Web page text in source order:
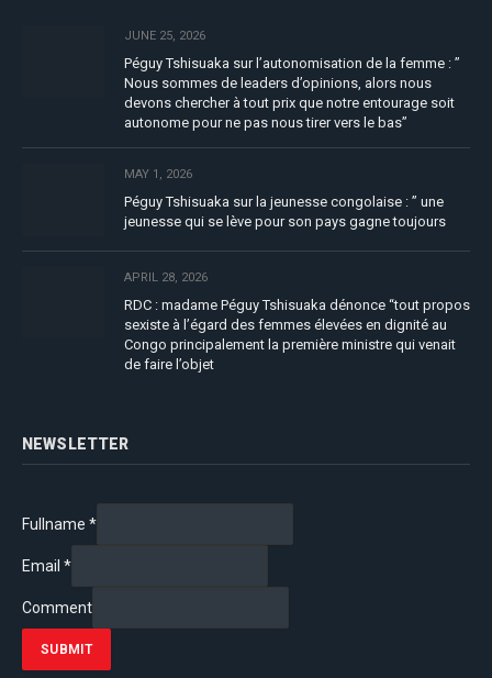
JUNE 25, 2026
Péguy Tshisuaka sur l’autonomisation de la femme : ”
Nous sommes de leaders d’opinions, alors nous
devons chercher à tout prix que notre entourage soit
autonome pour ne pas nous tirer vers le bas”
MAY 1, 2026
Péguy Tshisuaka sur la jeunesse congolaise : ” une
jeunesse qui se lève pour son pays gagne toujours
APRIL 28, 2026
RDC : madame Péguy Tshisuaka dénonce “tout propos
sexiste à l’égard des femmes élevées en dignité au
Congo principalement la première ministre qui venait
de faire l’objet
NEWSLETTER
Fullname *
Email *
Comment
SUBMIT